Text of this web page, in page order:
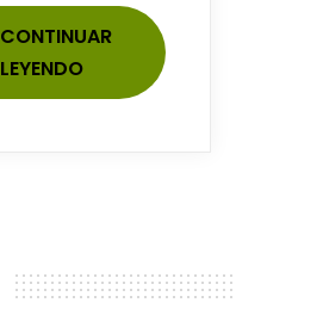
CONTINUAR
LEYENDO